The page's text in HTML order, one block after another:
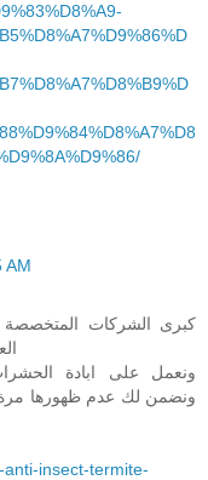
AM
كبرى الشركات
ونعمل على ابادة
ونضمن لك عدم ظهورها
insect-termite-